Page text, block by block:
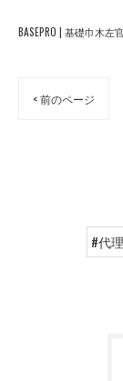
BASEPRO | 基礎巾木左
< 前のページ
#代